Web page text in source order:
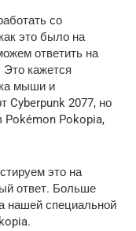
со
это было на
ответить на
Это кажется
мыши и
Cyberpunk 2077, но
Pokémon Pokopia,
это на
ответ. Больше
нашей специальной